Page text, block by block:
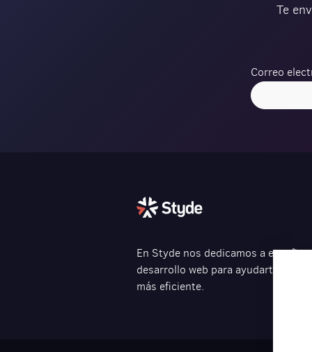
Te
Correo
En Styde nos dedicamos a
desarrollo web para ayudarte a
más eficiente.